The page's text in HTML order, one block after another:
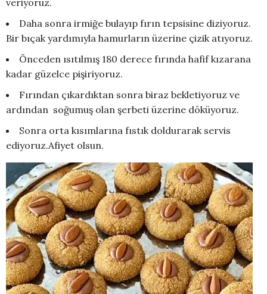
veriyoruz.
Daha sonra irmiğe bulayıp fırın tepsisine diziyoruz.
Bir bıçak yardımıyla hamurların üzerine çizik atıyoruz.
Önceden ısıtılmış 180 derece fırında hafif kızarana
kadar güzelce pişiriyoruz.
Fırından çıkardıktan sonra biraz bekletiyoruz ve
ardından soğumuş olan şerbeti üzerine döküyoruz.
Sonra orta kısımlarına fıstık doldurarak servis
ediyoruz.Afiyet olsun.